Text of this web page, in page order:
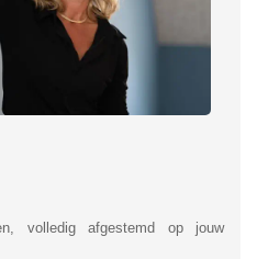
volledig afgestemd op jouw